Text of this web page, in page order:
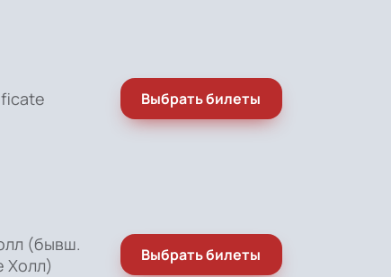
Выбрать билеты
(бывш.
Холл)
Выбрать билеты